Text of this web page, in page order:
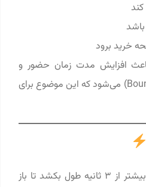
خرید برود
افزایش مدت زمان حضور و
کاهش نرخ خروج (Bounce Rate) می‌شود که این موضوع برای
طبق آمار رسمی، اگر سایت بیشتر از ۳ ثانیه طول بکشد تا باز